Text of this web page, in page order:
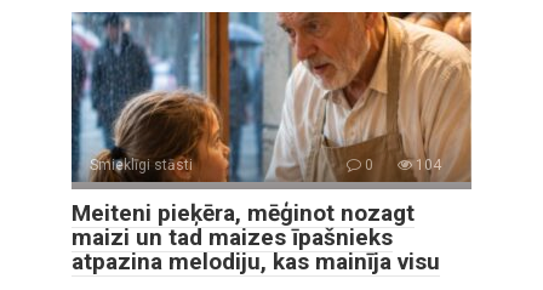
Smieklīgi stāsti 0 104
Meiteni pieķēra, mēģinot nozagt
maizi un tad maizes īpašnieks
atpazina melodiju, kas mainīja visu